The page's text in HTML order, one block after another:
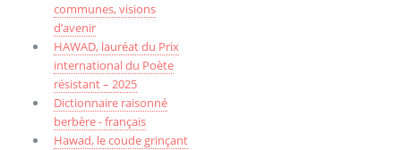
communes, visions
d’avenir
HAWAD, lauréat du Prix
international du Poète
résistant – 2025
Dictionnaire raisonné
berbère - français
Hawad, le coude grinçant